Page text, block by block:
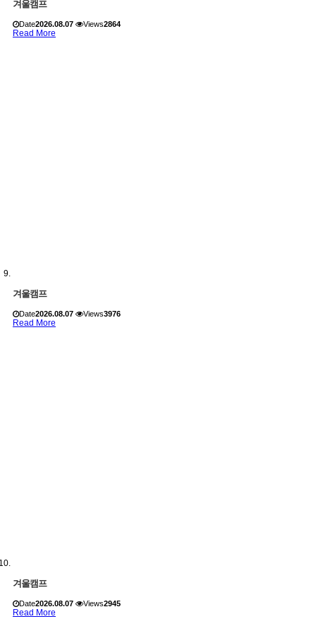
겨울캠프
Date2026.08.07 Views2864
Read More
겨울캠프
Date2026.08.07 Views3976
Read More
겨울캠프
Date2026.08.07 Views2945
Read More